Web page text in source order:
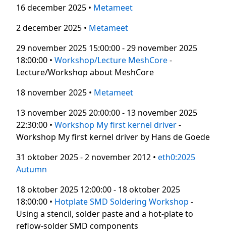
16 december 2025 • Metameet
2 december 2025 • Metameet
29 november 2025 15:00:00 - 29 november 2025
18:00:00 • Workshop/Lecture MeshCore-
Lecture/Workshop about MeshCore
18 november 2025 • Metameet
13 november 2025 20:00:00 - 13 november 2025
22:30:00 • Workshop My first kernel driver-
Workshop My first kernel driver by Hans de Goede
31 oktober 2025 - 2 november 2012 • eth0:2025
Autumn
18 oktober 2025 12:00:00 - 18 oktober 2025
18:00:00 • Hotplate SMD Soldering Workshop -
Using a stencil, solder paste and a hot-plate to
reflow-solder SMD components